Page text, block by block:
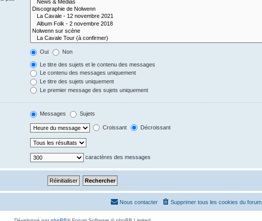
Oui Non
Le titre des sujets et le contenu des messages
Le contenu des messages uniquement
Le titre des sujets uniquement
Le premier message des sujets uniquement
Messages Sujets
Croissant Décroissant
caractères des messages
Supprimer tous les cookies du forum
Nous contacter